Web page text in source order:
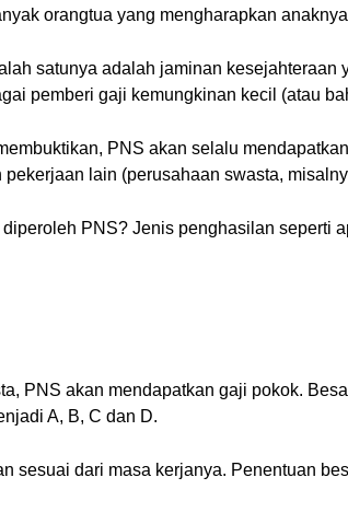
orangtua yang mengharapkan
satunya adalah jaminan
pemberi gaji kemungkinan kecil (atau
PNS akan selalu
lain (perusahaan swasta,
PNS? Jenis penghasilan seperti
PNS akan mendapatkan gaji pokok.
A, B, C dan D.
sesuai dari masa kerjanya. Penentuan